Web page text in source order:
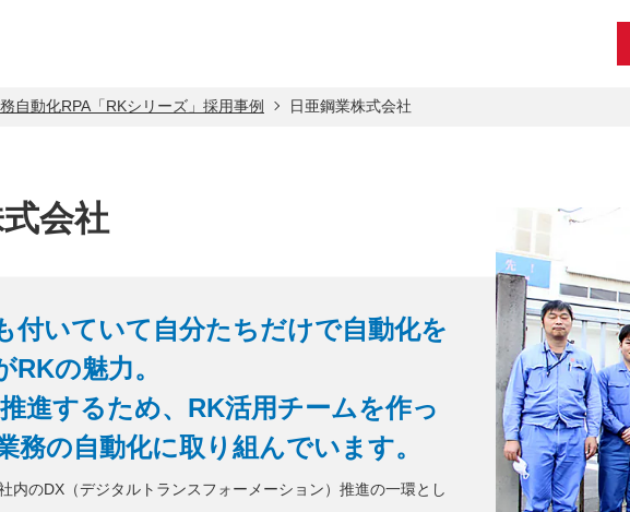
自動化RPA「RKシリーズ」採用事例 日亜鋼業株式会社
会社
付いていて自分たちだけで自動化を
RKの魅力。
進するため、RK活用チームを作っ
務の自動化に取り組んでいます。
内のDX（デジタルトランスフォーメーション）推進の一環とし